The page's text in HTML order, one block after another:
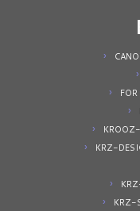
KRZ-
KRZ-